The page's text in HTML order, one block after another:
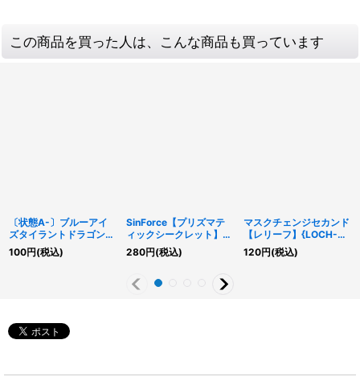
この商品を買った人は、こんな商品も買っています
〔状態A-〕ブルーアイ
ズタイラントドラゴン
【シークレット】
{QCCP-JP008}《融
100円(税込)
SinForce【プリズマテ
ィックシークレット】
{LOCH-JP022}《罠》
280円(税込)
マスクチェンジセカンド
【レリーフ】{LOCH-
JP068}《魔法》
120円(税込)